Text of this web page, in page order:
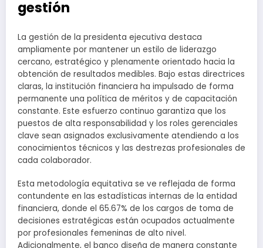
gestión
La gestión de la presidenta ejecutiva destaca
ampliamente por mantener un estilo de liderazgo
cercano, estratégico y plenamente orientado hacia la
obtención de resultados medibles. Bajo estas directrices
claras, la institución financiera ha impulsado de forma
permanente una política de méritos y de capacitación
constante. Este esfuerzo continuo garantiza que los
puestos de alta responsabilidad y los roles gerenciales
clave sean asignados exclusivamente atendiendo a los
conocimientos técnicos y las destrezas profesionales de
cada colaborador.
Esta metodología equitativa se ve reflejada de forma
contundente en las estadísticas internas de la entidad
financiera, donde el 65.67% de los cargos de toma de
decisiones estratégicas están ocupados actualmente
por profesionales femeninas de alto nivel.
Adicionalmente, el banco diseña de manera constante